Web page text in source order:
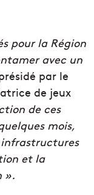
pour la Région
avec un
par le
de jeux
de ces
mois,
et la
».